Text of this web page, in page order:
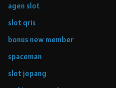
agen slot
slot qris
bonus new member
spaceman
slot jepang